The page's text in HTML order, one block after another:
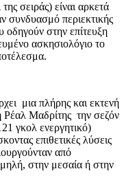
σειράς) είναι αρκετά
συνδυασμό περιεκτικής
οδηγούν στην επίτευξη
ασκησιολόγιο το
μια πλήρης και εκτενή
Μαδρίτης την σεζόν
γκολ ενεργητικό)
επιθετικές λύσεις
από
στην μεσαία ή στην